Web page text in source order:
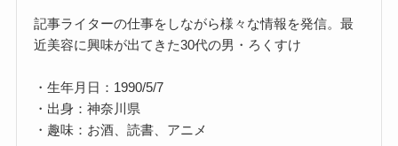
記事ライターの仕事をしながら様々な情報を発信。最
近美容に興味が出てきた30代の男・ろくすけ
・生年月日：1990/5/7
・出身：神奈川県
・趣味：お酒、読書、アニメ